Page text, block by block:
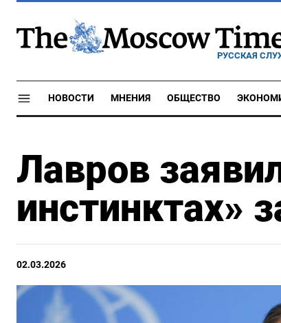
РУССКАЯ
НОВОСТИ МНЕНИЯ ОБЩЕСТВО
Лавров
инстинктах»
02.03.2026